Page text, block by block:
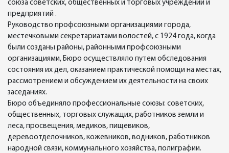
союза советских, общественных и торговых учреждений и
предприятий .
Руководство профсоюзными организациями города,
местечковыми секретариатами волостей, с 1924 года, когда
были созданы районы, районными профсоюзными
организациями, Бюро осуществляло путем обследования
состояния их дел, оказанием практической помощи на местах,
рассмотрением и обсуждением их деятельности на своих
заседаниях.
Бюро объединяло профессиональные союзы: советских,
общественных, торговых служащих, работников земли и
леса, просвещения, медиков, пищевиков,
деревоотделочников, кожевников, водников, работников
народной связи, коммунального хозяйства, полиграфии.